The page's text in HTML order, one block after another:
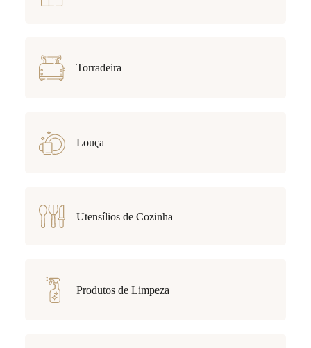
Torradeira
Louça
Utensílios de Cozinha
Produtos de Limpeza